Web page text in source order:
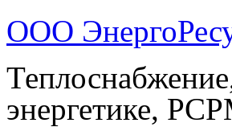
ООО
энергетике,